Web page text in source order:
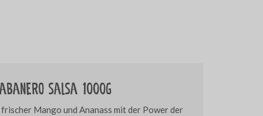
salsa 1000g
Mango und Ananass mit der Power der